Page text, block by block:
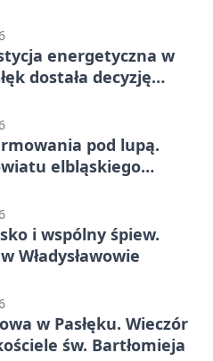
energetyczna w
dostała decyzję
pod lupą.
elbląskiego
i wspólny śpiew.
Władysławowie
w Pasłęku. Wieczór
św. Bartłomieja